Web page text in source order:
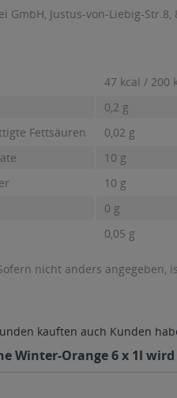
GmbH, Justus-von-Liebig-Str.8,
47 kcal / 200
0,2 g
Fettsäuren
0,02 g
10 g
10 g
0 g
0,05 g
nicht anders angegeben,
kauften auch Kunden
Winter-Orange 6 x 1l